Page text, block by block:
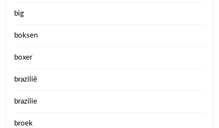
big
boksen
boxer
brazilië
brazilie
broek